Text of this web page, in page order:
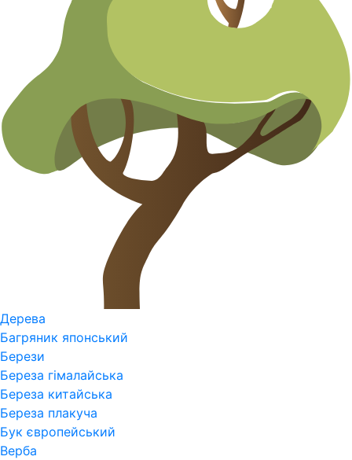
Дерева
Багряник японський
Берези
Береза гімалайська
Береза китайська
Береза плакуча
Бук європейський
Верба